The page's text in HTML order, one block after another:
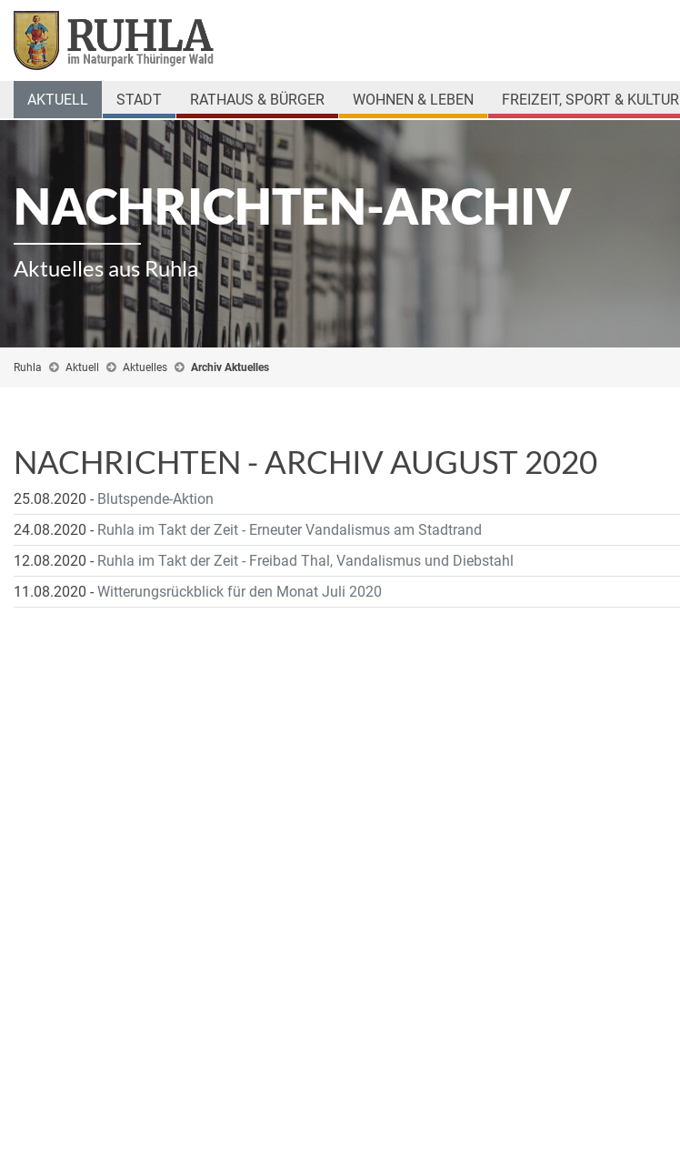
AKTUELL STADT RATHAUS & BÜRGER WOHNEN & LEBEN FREIZEIT, SPORT & KULTUR
NACHRICHTEN-ARCHIV
Aktuelles aus Ruhla
Ruhla Aktuell Aktuelles Archiv Aktuelles
NACHRICHTEN - ARCHIV AUGUST 2020
25.08.2020 - Blutspende-Aktion
24.08.2020 - Ruhla im Takt der Zeit - Erneuter Vandalismus am Stadtrand
12.08.2020 - Ruhla im Takt der Zeit - Freibad Thal, Vandalismus und Diebstahl
11.08.2020 - Witterungsrückblick für den Monat Juli 2020